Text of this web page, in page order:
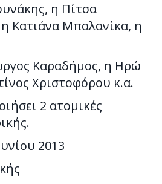
η Πίτσα
Κατιάνα Μπαλανίκα, η
Καραδήμος, η Ηρώ
Χριστοφόρου κ.α.
2 ατομικές
2013